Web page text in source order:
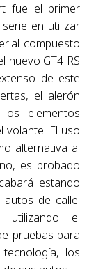
fue el primer
en utilizar
compuesto
nuevo GT4 RS
de este
el alerón
elementos
volante. El uso
alternativa al
es probado
estando
de calle.
el
pruebas para
los